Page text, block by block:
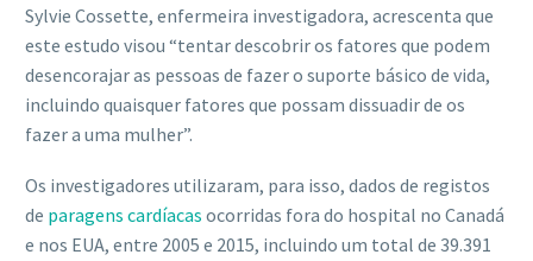
Sylvie Cossette, enfermeira investigadora, acrescenta que
este estudo visou “tentar descobrir os fatores que podem
desencorajar as pessoas de fazer o suporte básico de vida,
incluindo quaisquer fatores que possam dissuadir de os
fazer a uma mulher”.
Os investigadores utilizaram, para isso, dados de registos
de paragens cardíacas ocorridas fora do hospital no Canadá
e nos EUA, entre 2005 e 2015, incluindo um total de 39.391